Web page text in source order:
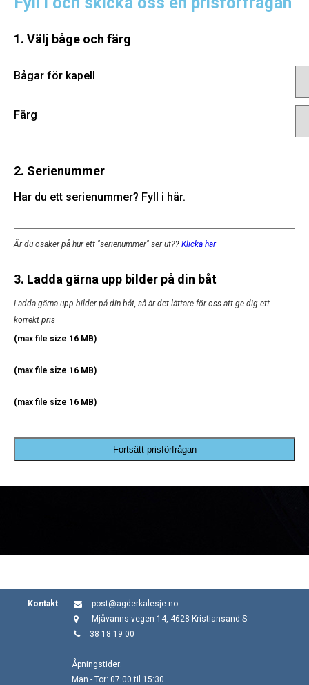
1. Välj båge och färg
Bågar för kapell
Färg
2. Serienummer
Har du ett serienummer? Fyll i här.
Är du osäker på hur ett "serienummer" ser ut?? Klicka här
3. Ladda gärna upp bilder på din båt
Ladda gärna upp bilder på din båt, så är det lättare för oss att ge dig ett
korrekt pris
(max file size 16 MB)
(max file size 16 MB)
(max file size 16 MB)
Fortsätt prisförfrågan
Kontakt
post@agderkalesje.no
Mjåvanns vegen 14, 4628 Kristiansand S
38 18 19 00
Åpningstider:
Man - Tor: 07:00 til 15:30